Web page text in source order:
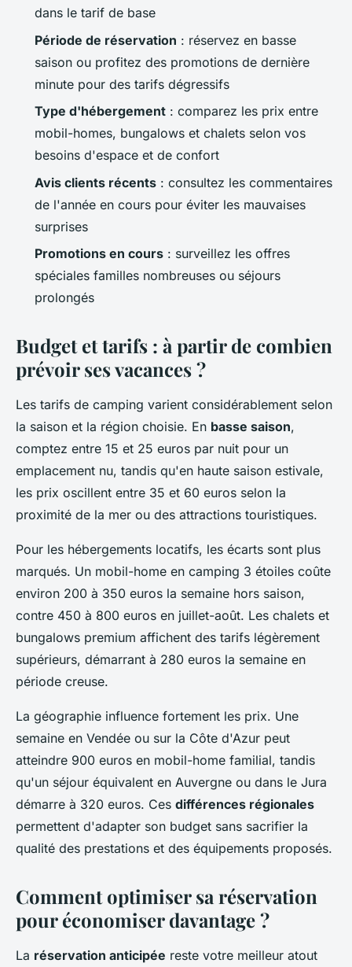
dans le tarif de base
Période de réservation : réservez en basse
saison ou profitez des promotions de dernière
minute pour des tarifs dégressifs
Type d'hébergement : comparez les prix entre
mobil-homes, bungalows et chalets selon vos
besoins d'espace et de confort
Avis clients récents : consultez les commentaires
de l'année en cours pour éviter les mauvaises
surprises
Promotions en cours : surveillez les offres
spéciales familles nombreuses ou séjours
prolongés
Budget et tarifs : à partir de combien
prévoir ses vacances ?
Les tarifs de camping varient considérablement selon
la saison et la région choisie. En basse saison,
comptez entre 15 et 25 euros par nuit pour un
emplacement nu, tandis qu'en haute saison estivale,
les prix oscillent entre 35 et 60 euros selon la
proximité de la mer ou des attractions touristiques.
Pour les hébergements locatifs, les écarts sont plus
marqués. Un mobil-home en camping 3 étoiles coûte
environ 200 à 350 euros la semaine hors saison,
contre 450 à 800 euros en juillet-août. Les chalets et
bungalows premium affichent des tarifs légèrement
supérieurs, démarrant à 280 euros la semaine en
période creuse.
La géographie influence fortement les prix. Une
semaine en Vendée ou sur la Côte d'Azur peut
atteindre 900 euros en mobil-home familial, tandis
qu'un séjour équivalent en Auvergne ou dans le Jura
démarre à 320 euros. Ces différences régionales
permettent d'adapter son budget sans sacrifier la
qualité des prestations et des équipements proposés.
Comment optimiser sa réservation
pour économiser davantage ?
La réservation anticipée reste votre meilleur atout